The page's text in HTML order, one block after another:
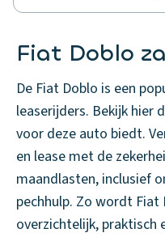
Fiat Doblo
De Fiat Doblo is een
leaserijders. Bekijk hier
voor deze auto biedt.
en lease met de
maandlasten, inclusief
pechhulp. Zo wordt Fiat
overzichtelijk, praktisch